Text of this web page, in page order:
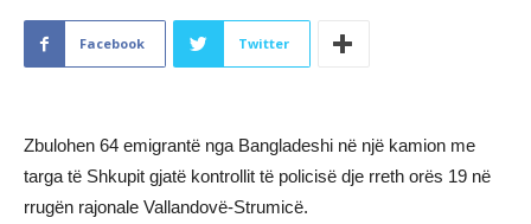
Facebook Twitter
Zbulohen 64 emigrantë nga Bangladeshi në një kamion me
targa të Shkupit gjatë kontrollit të policisë dje rreth orës 19 në
rrugën rajonale Vallandovë-Strumicë.